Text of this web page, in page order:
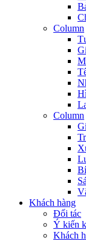
Column
Column
Khách hàng
Đối tác
Ý kiến
Khách